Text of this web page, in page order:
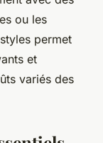
ou les
permet
et
variés des